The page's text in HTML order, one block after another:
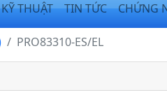
THUẬT TIN TỨC CHỨNG
PRO83310-ES/EL